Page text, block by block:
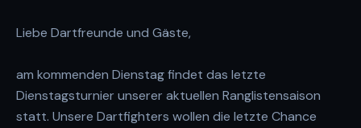
Liebe Dartfreunde und Gäste,
am kommenden Dienstag findet das letzte
Dienstagsturnier unserer aktuellen Ranglistensaison
statt. Unsere Dartfighters wollen die letzte Chance